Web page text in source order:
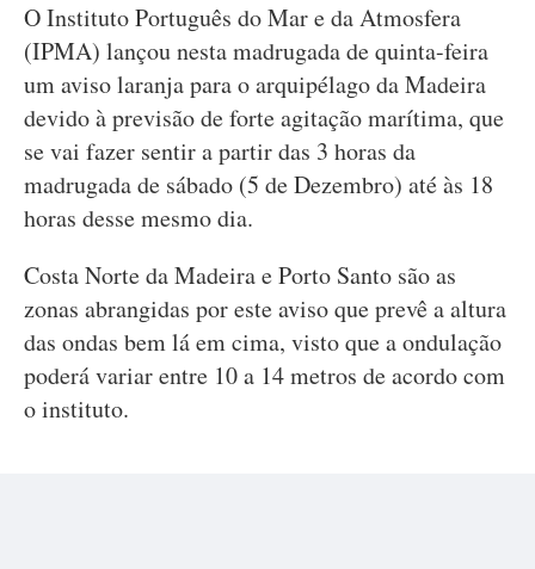
O Instituto Português do Mar e da Atmosfera
(IPMA) lançou nesta madrugada de quinta-feira
um aviso laranja para o arquipélago da Madeira
devido à previsão de forte agitação marítima, que
se vai fazer sentir a partir das 3 horas da
madrugada de sábado (5 de Dezembro) até às 18
horas desse mesmo dia.
Costa Norte da Madeira e Porto Santo são as
zonas abrangidas por este aviso que prevê a altura
das ondas bem lá em cima, visto que a ondulação
poderá variar entre 10 a 14 metros de acordo com
o instituto.